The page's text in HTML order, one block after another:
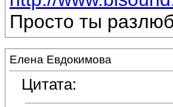
Просто ты
Елена Евдокимова
Цитата: